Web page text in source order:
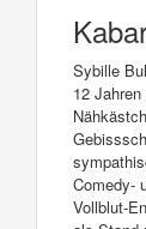
Sybille
12
Comedy-
Vollblut-